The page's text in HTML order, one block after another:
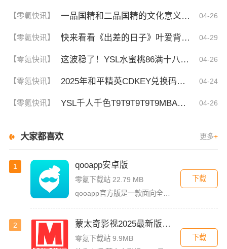
【零氪快讯】 一品国精和二品国精的文化意义！为何他们如此独特？你绝对不知道的深层背景 04-26
【零氪快讯】 快来看看《出差的日子》叶爱背后的深刻故事！竟然让人泪崩的原因 04-29
【零氪快讯】 这波稳了！YSL水蜜桃86满十八和88区别，背后暗藏的秘密你知道吗？ 04-26
【零氪快讯】 2025年和平精英CDKEY兑换码领取方法及使用技巧 04-24
【零氪快讯】 YSL千人千色T9T9T9T9T9MBA！揭秘背后的设计秘密，难怪网友都在疯传！ 04-26
大家都喜欢 更多+
1 qooapp安卓版
零氪下载站 22.79 MB
下载
2 蒙太奇影视2025最新版本下载
零氪下载站 9.9MB
下载